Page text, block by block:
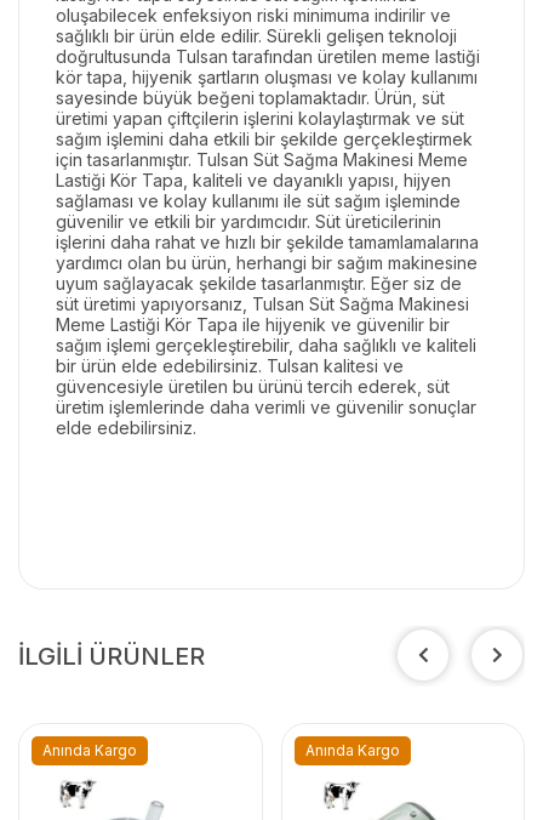
oluşabilecek enfeksiyon riski minimuma indirilir ve
sağlıklı bir ürün elde edilir. Sürekli gelişen teknoloji
doğrultusunda Tulsan tarafından üretilen meme lastiği
kör tapa, hijyenik şartların oluşması ve kolay kullanımı
sayesinde büyük beğeni toplamaktadır. Ürün, süt
üretimi yapan çiftçilerin işlerini kolaylaştırmak ve süt
sağım işlemini daha etkili bir şekilde gerçekleştirmek
için tasarlanmıştır. Tulsan Süt Sağma Makinesi Meme
Lastiği Kör Tapa, kaliteli ve dayanıklı yapısı, hijyen
sağlaması ve kolay kullanımı ile süt sağım işleminde
güvenilir ve etkili bir yardımcıdır. Süt üreticilerinin
işlerini daha rahat ve hızlı bir şekilde tamamlamalarına
yardımcı olan bu ürün, herhangi bir sağım makinesine
uyum sağlayacak şekilde tasarlanmıştır. Eğer siz de
süt üretimi yapıyorsanız, Tulsan Süt Sağma Makinesi
Meme Lastiği Kör Tapa ile hijyenik ve güvenilir bir
sağım işlemi gerçekleştirebilir, daha sağlıklı ve kaliteli
bir ürün elde edebilirsiniz. Tulsan kalitesi ve
güvencesiyle üretilen bu ürünü tercih ederek, süt
üretim işlemlerinde daha verimli ve güvenilir sonuçlar
elde edebilirsiniz.
İLGİLİ ÜRÜNLER
Anında Kargo Anında Kargo